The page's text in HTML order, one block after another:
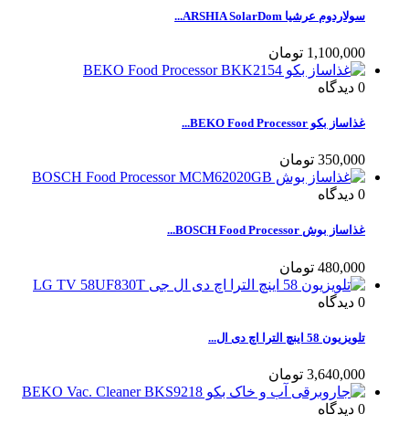
سولاردوم عرشیا ARSHIA SolarDom...
1,100,000 تومان
0 دیدگاه
غذاساز بکو BEKO Food Processor...
350,000 تومان
0 دیدگاه
غذاساز بوش BOSCH Food Processor...
480,000 تومان
0 دیدگاه
تلویزیون 58 اینچ الترا اچ دی ال...
3,640,000 تومان
0 دیدگاه